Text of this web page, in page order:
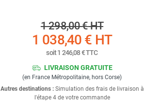
1 298,00 €HT
1 038,40 € HT
soit1 246,08 €TTC
LIVRAISON GRATUITE
(en France Métropolitaine, hors Corse)
Autres destinations :Simulation des frais de livraison à
l'étape 4 de votre commande